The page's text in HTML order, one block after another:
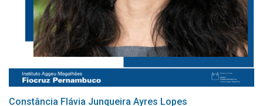
Constância Flávia Junqueira Ayres Lopes